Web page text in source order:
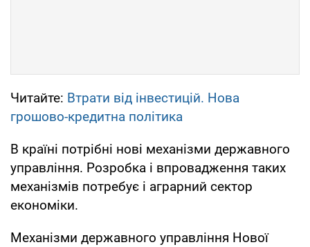
Читайте: Втрати від інвестицій. Нова
грошово-кредитна політика
В країні потрібні нові механізми державного
управління. Розробка і впровадження таких
механізмів потребує і аграрний сектор
економіки.
Механізми державного управління Нової